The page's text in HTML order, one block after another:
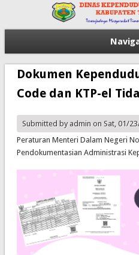
Dokumen
Code dan KTP-el
Submitted by adminon Sat, 01/
Peraturan Menteri Dalam Negeri
Pendokumentasian Administrasi